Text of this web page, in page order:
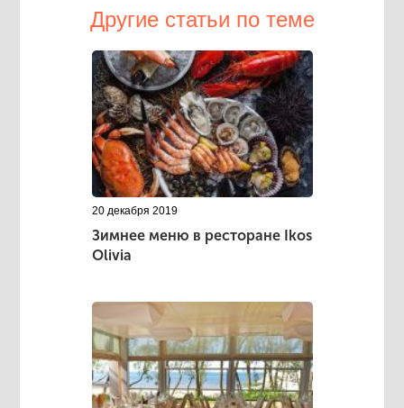
Другие статьи по теме
20 декабря 2019
Зимнее меню в ресторане Ikos
Olivia